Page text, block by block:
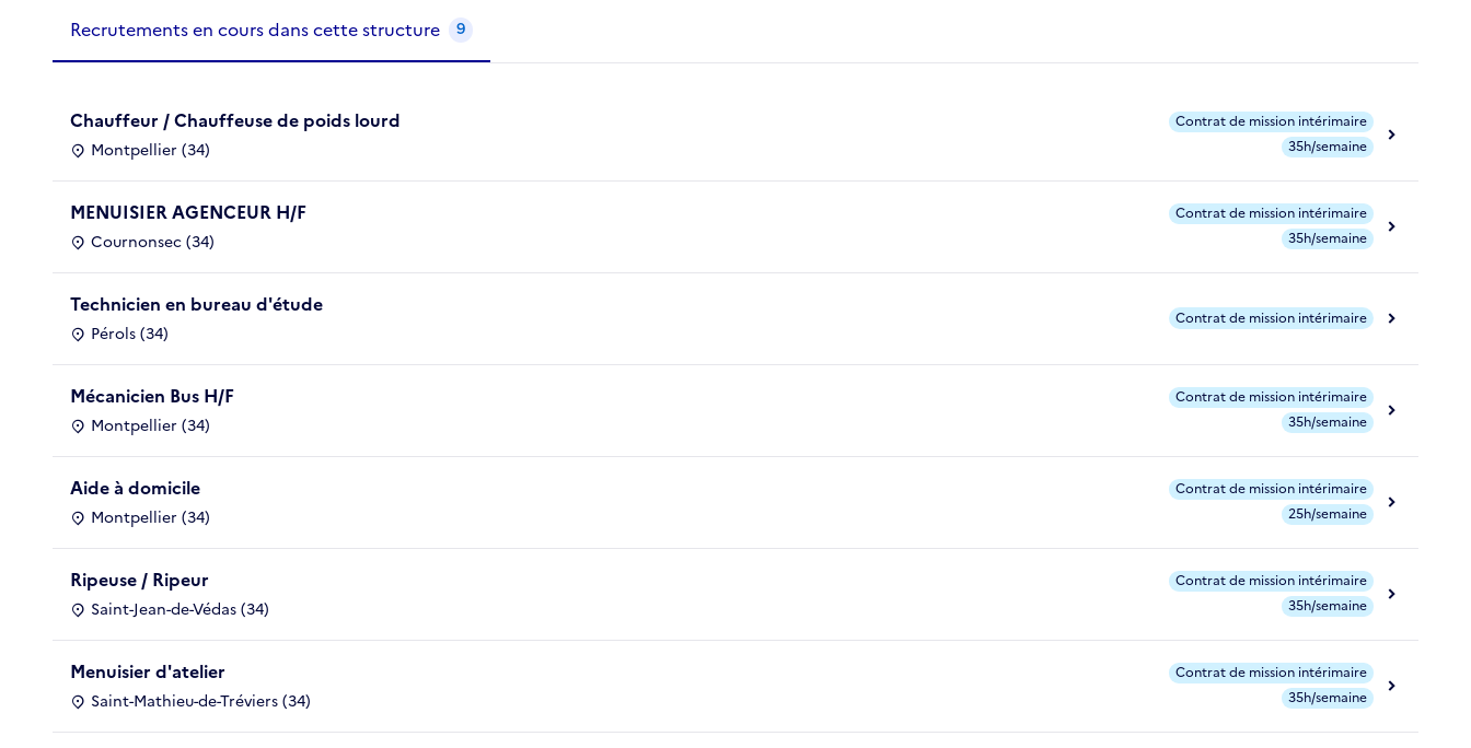
Recrutements de la structure
Recrutements en cours dans cette structure 9
Chauffeur / Chauffeuse de poids lourd
Montpellier (34)
Contrat de mission intérimaire
35h/semaine
MENUISIER AGENCEUR H/F
Cournonsec (34)
Contrat de mission intérimaire
35h/semaine
Technicien en bureau d'étude
Pérols (34)
Contrat de mission intérimaire
Mécanicien Bus H/F
Montpellier (34)
Contrat de mission intérimaire
35h/semaine
Aide à domicile
Montpellier (34)
Contrat de mission intérimaire
25h/semaine
Ripeuse / Ripeur
Saint-Jean-de-Védas (34)
Contrat de mission intérimaire
35h/semaine
Menuisier d'atelier
Saint-Mathieu-de-Tréviers (34)
Contrat de mission intérimaire
35h/semaine